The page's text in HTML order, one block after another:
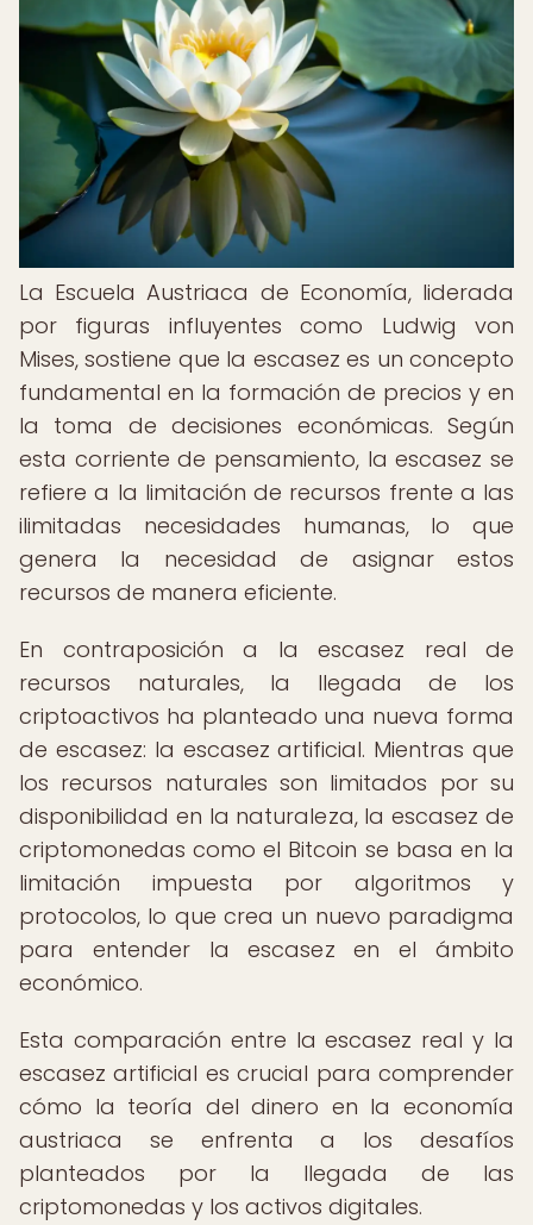
La Escuela Austriaca de Economía, liderada
por figuras influyentes como Ludwig von
Mises, sostiene que la escasez es un concepto
fundamental en la formación de precios y en
la toma de decisiones económicas. Según
esta corriente de pensamiento, la escasez se
refiere a la limitación de recursos frente a las
ilimitadas necesidades humanas, lo que
genera la necesidad de asignar estos
recursos de manera eficiente.
En contraposición a la escasez real de
recursos naturales, la llegada de los
criptoactivos ha planteado una nueva forma
de escasez: la escasez artificial. Mientras que
los recursos naturales son limitados por su
disponibilidad en la naturaleza, la escasez de
criptomonedas como el Bitcoin se basa en la
limitación impuesta por algoritmos y
protocolos, lo que crea un nuevo paradigma
para entender la escasez en el ámbito
económico.
Esta comparación entre la escasez real y la
escasez artificial es crucial para comprender
cómo la teoría del dinero en la economía
austriaca se enfrenta a los desafíos
planteados por la llegada de las
criptomonedas y los activos digitales.